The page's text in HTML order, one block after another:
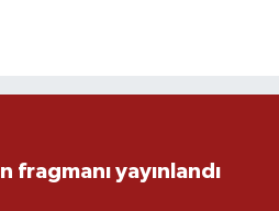
fragmanı yayınlandı